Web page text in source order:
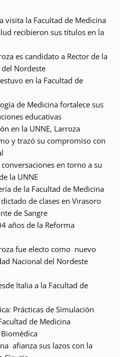
visita la Facultad de Medicina
recibieron sus títulos en la
es candidato a Rector de la
Nordeste
en la Facultad de
de Medicina fortalece sus
educativas
en la UNNE, Larroza
y trazó su compromiso con
en torno a su
la UNNE
de la Facultad de Medicina
de clases en Virasoro
de Sangre
años de la Reforma
fue electo como nuevo
Nacional del Nordeste
Italia a la Facultad de
Prácticas de Simulación
de Medicina
afianza sus lazos con la